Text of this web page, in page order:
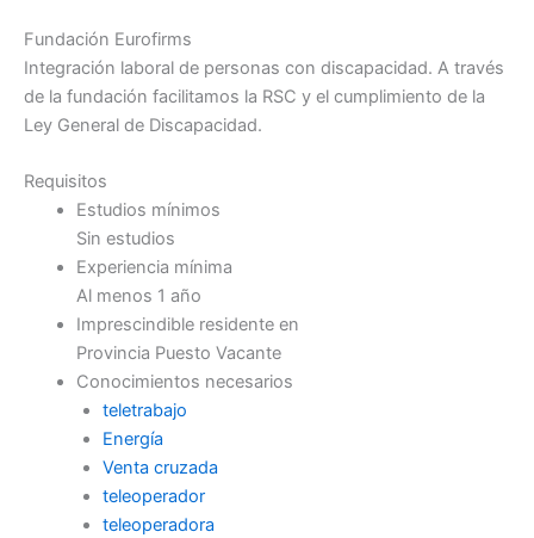
Fundación Eurofirms
Integración laboral de personas con discapacidad. A través
de la fundación facilitamos la RSC y el cumplimiento de la
Ley General de Discapacidad.
Requisitos
Estudios mínimos
Sin estudios
Experiencia mínima
Al menos 1 año
Imprescindible residente en
Provincia Puesto Vacante
Conocimientos necesarios
teletrabajo
Energía
Venta cruzada
teleoperador
teleoperadora